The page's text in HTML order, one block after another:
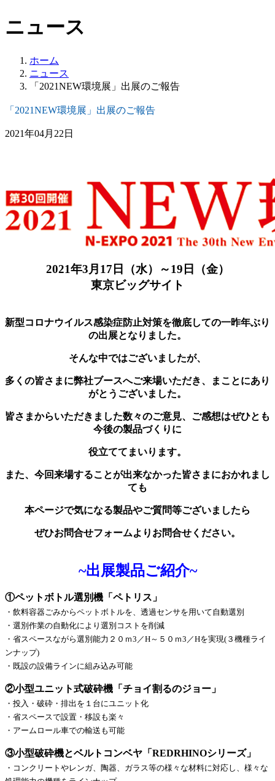
ニュース
ホーム
ニュース
「2021NEW環境展」出展のご報告
「2021NEW環境展」出展のご報告
2021年04月22日
2021年3月17日（水）～19日（金）
東京ビッグサイト
新型コロナウイルス感染症防止対策を徹底しての一昨年ぶり
の出展となりました。
そんな中ではございましたが、
多くの皆さまに弊社ブースへご来場いただき、まことにあり
がとうございました。
皆さまからいただきました数々のご意見、ご感想はぜひとも
今後の製品づくりに
役立ててまいります。
また、今回来場することが出来なかった皆さまにおかれまし
ても
本ページで気になる製品やご質問等ございましたら
ぜひお問合せフォームよりお問合せください。
~出展製品ご紹介~
①ペットボトル選別機「ペトリス」
・飲料容器ごみからペットボトルを、透過センサを用いて自動選別
・選別作業の自動化により選別コストを削減
・省スペースながら選別能力２０ｍ3／H～５０ｍ3／Hを実現(３機種ライ
ンナップ)
・既設の設備ラインに組み込み可能
②小型ユニット式破砕機「チョイ割るのジョー」
・投入・破砕・排出を１台にユニット化
・省スペースで設置・移設も楽々
・アームロール車での輸送も可能
③小型破砕機とベルトコンベヤ「REDRHINOシリーズ」
・コンクリートやレンガ、陶器、ガラス等の様々な材料に対応し、様々な